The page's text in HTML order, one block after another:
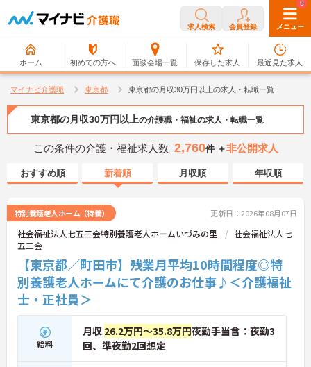
求人検索 会員登録 メニュー
ホーム 初めての方へ 面談会場一覧
0
保存した求人
0
最近見た求人
マイナビ介護職 東京都 東京都の月収30万円以上の求人・転職一覧
東京都の月収30万円以上の介護職・福祉の求人・転職一覧
この条件の介護・福祉求人数 2,760件 ＋非公開求人
おすすめ順 新着順 月収順 年収順
特別養護老人ホーム（特養） 更新日：2026年08月07日
社会福祉法人七五三会特別養護老人ホームいづみの里
社会福祉法人七
五三会
【東京都／町田市】残業月平均10時間程度◎特
別養護老人ホームにて介護のお仕事♪＜介護福祉
士・正社員＞
給料
月収 26.2万円～35.8万円夜勤手当含：夜勤3
回、準夜勤2回想定